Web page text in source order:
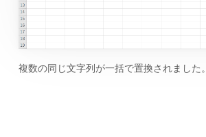
複数の同じ文字列が一括で置換されました。